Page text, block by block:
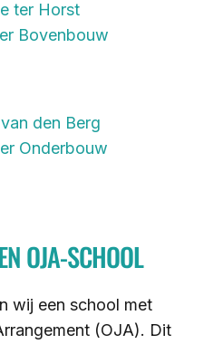
ter Horst
Bovenbouw
den Berg
Onderbouw
OJA-SCHOOL
wij een school met
(OJA). Dit